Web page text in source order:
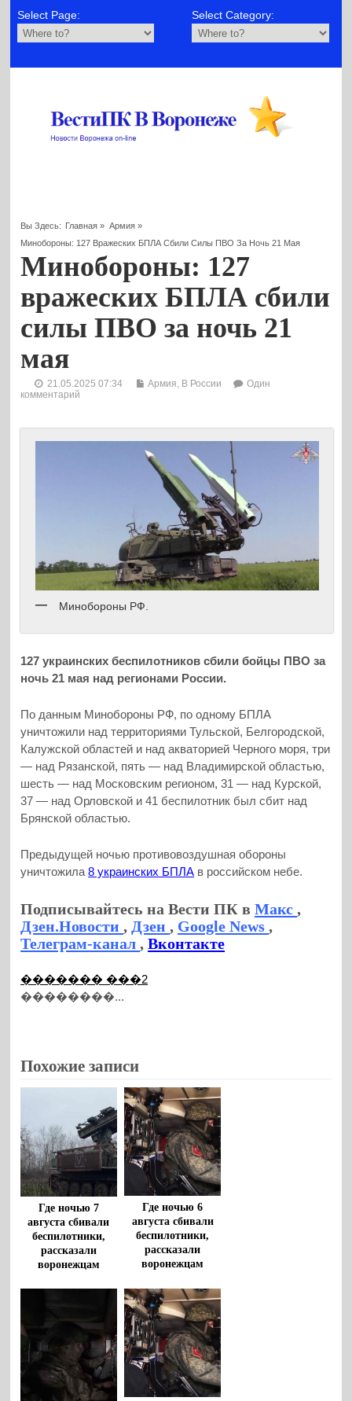
Select Page: Select Category:
Вы Здесь: Главная » Армия»
Минобороны: 127 Вражеских БПЛА Сбили Силы ПВО За Ночь 21 Мая
Минобороны: 127
вражеских БПЛА сбили
силы ПВО за ночь 21
мая
21.05.2025 07:34 Армия В России
Один
комментарий
Минобороны РФ.
127 украинских беспилотников сбили бойцы ПВО за
ночь 21 мая над регионами России.
По данным Минобороны РФ, по одному БПЛА
уничтожили над территориями Тульской, Белгородской,
Калужской областей и над акваторией Черного моря, три
— над Рязанской, пять — над Владимирской областью,
шесть — над Московским регионом, 31 — над Курской,
37 — над Орловской и 41 беспилотник был сбит над
Брянской областью.
Предыдущей ночью противовоздушная обороны
уничтожила8 украинских БПЛА в российском небе.
Подписывайтесь на Вести ПК вМакс,
Дзен.Новости, Дзен, Google News,
Телеграм-канал,Вконтакте
������� ���2
��������...
Похожие записи
Где ночью 7
августа сбивали
беспилотники,
рассказали
воронежцам
Где ночью 6
августа сбивали
беспилотники,
рассказали
воронежцам